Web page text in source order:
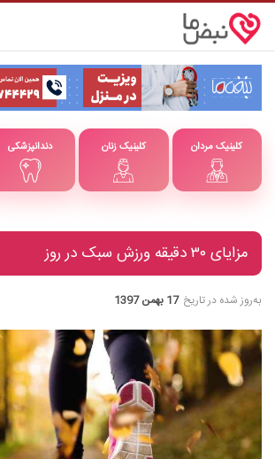
دندانپزشکی کلینیک زنان کلینیک مردان
مزایای ۳۰ دقیقه ورزش سبک در روز
به‌روز شده در تاریخ 17 بهمن 1397